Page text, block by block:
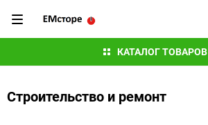
КАТАЛОГ ТОВАРОВ
Строительство и ремонт